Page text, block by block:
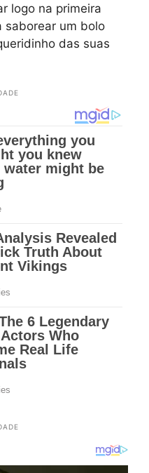
logo na primeira
saborear um bolo
das suas